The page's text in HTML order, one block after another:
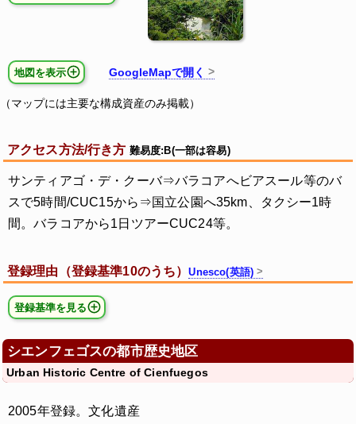
地図を表示 GoogleMapで開く
（マップには主要な構成資産のみ掲載）
アクセス方法/行き方 難易度:B(一部は容易)
サンティアゴ・デ・クーバ⇒バラコアへビアスール等のバ
スで5時間/CUC15から⇒国立公園へ35km、タクシー1時
間。バラコアから1日ツアーCUC24等。
登録理由（登録基準10のうち）Unesco(英語)
登録基準を見る
シエンフェゴスの都市歴史地区
Urban Historic Centre of Cienfuegos
2005年登録。文化遺産